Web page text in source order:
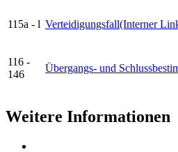
115a - l Verteidigungsfall(Interner
116 -
146
Übergangs- und
Weitere Informationen